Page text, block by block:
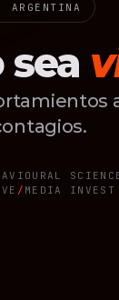
ARGENTINA
sea
MEDIA